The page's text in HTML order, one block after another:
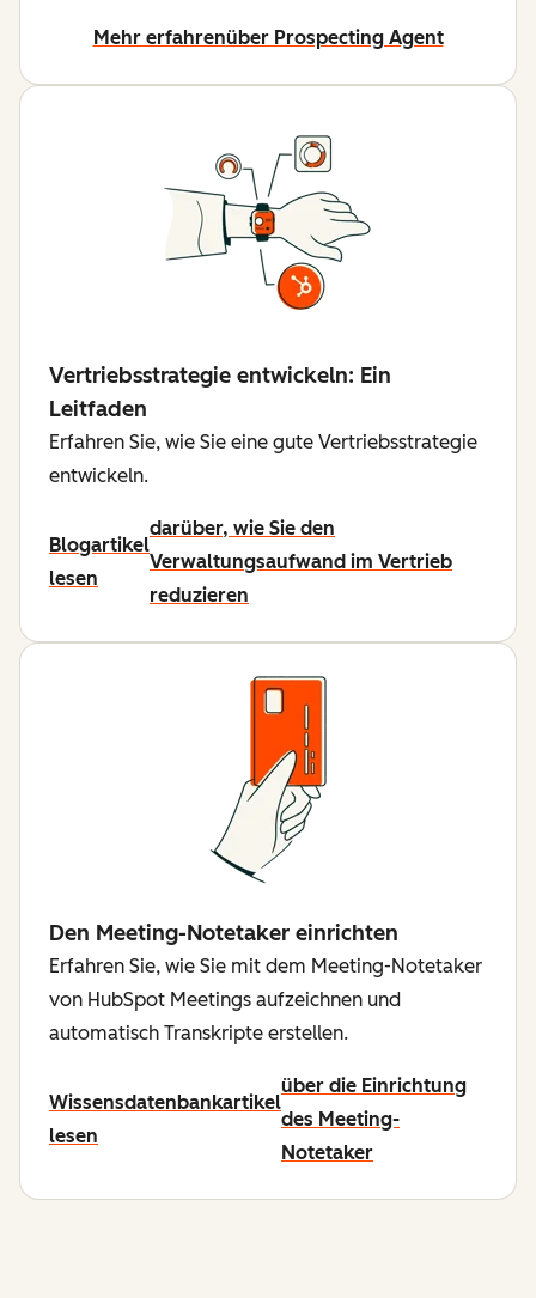
Mehr erfahrenüber Prospecting Agent
Vertriebsstrategie entwickeln: Ein
Leitfaden
Erfahren Sie, wie Sie eine gute Vertriebsstrategie
entwickeln.
Blogartikel
lesen
darüber, wie Sie den
Verwaltungsaufwand im Vertrieb
reduzieren
Den Meeting-Notetaker einrichten
Erfahren Sie, wie Sie mit dem Meeting-Notetaker
von HubSpot Meetings aufzeichnen und
automatisch Transkripte erstellen.
Wissensdatenbankartikel
lesen
über die Einrichtung
des Meeting-
Notetaker